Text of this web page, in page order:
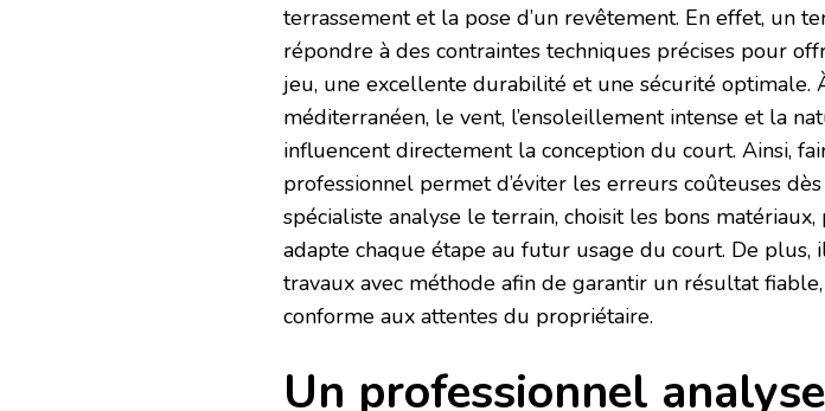
terrassement et la pose d’un revêtement. En effet, un
répondre à des contraintes techniques précises pour
jeu, une excellente durabilité et une sécurité optimale.
méditerranéen, le vent, l’ensoleillement intense et la
influencent directement la conception du court. Ainsi,
professionnel permet d’éviter les erreurs coûteuses
spécialiste analyse le terrain, choisit les bons
adapte chaque étape au futur usage du court. De plus,
travaux avec méthode afin de garantir un résultat
conforme aux attentes du propriétaire.
Un professionnel analyse